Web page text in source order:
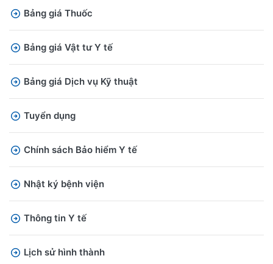
Bảng giá Thuốc
Bảng giá Vật tư Y tế
Bảng giá Dịch vụ Kỹ thuật
Tuyển dụng
Chính sách Bảo hiểm Y tế
Nhật ký bệnh viện
Thông tin Y tế
Lịch sử hình thành